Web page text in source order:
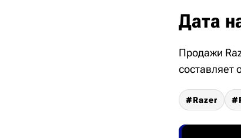
Дата
Продажи
составляет
Razer